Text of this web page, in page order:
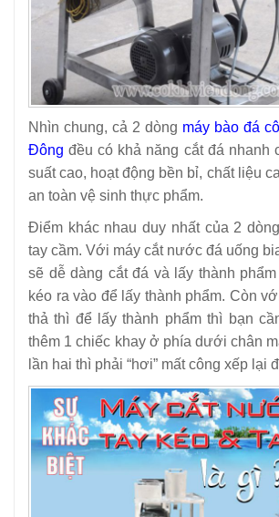
Nhìn chung, cả 2 dòng máy bào đá
Đông đều có khả năng cắt đá nhanh
suất cao, hoạt động bền bỉ, chất liệu
an toàn vệ sinh thực phẩm.
Điểm khác nhau duy nhất của 2
tay cầm. Với máy cắt nước đá uống
sẽ dễ dàng cắt đá và lấy thành
kéo ra vào để lấy thành phẩm. Còn
thả thì để lấy thành phẩm thì bạn
thêm 1 chiếc khay ở phía dưới chân
lần hai thì phải “hơi” mất công xếp lại